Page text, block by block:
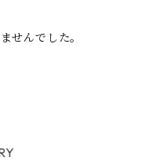
せんでした。